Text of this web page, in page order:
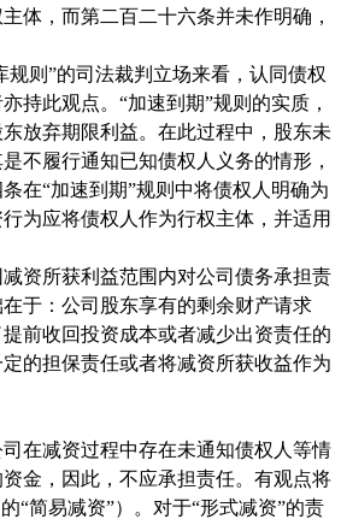
体，而第二百二十六条并未作明确，
则”的司法裁判立场来看，认同债权
持此观点。“加速到期”规则的实质，
放弃期限利益。在此过程中，股东未
不履行通知已知债权人义务的情形，
在“加速到期”规则中将债权人明确为
为应将债权人作为行权主体，并适用
资所获利益范围内对公司债务承担责
于：公司股东享有的剩余财产请求
前收回投资成本或者减少出资责任的
的担保责任或者将减资所获收益作为
在减资过程中存在未通知债权人等情
金，因此，不应承担责任。有观点将
“简易减资”）。对于“形式减资”的责